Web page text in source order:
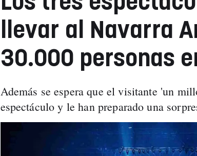
llevar al Navarra
30.000 personas
Además se espera que el visitante 'un
espectáculo y le han preparado una